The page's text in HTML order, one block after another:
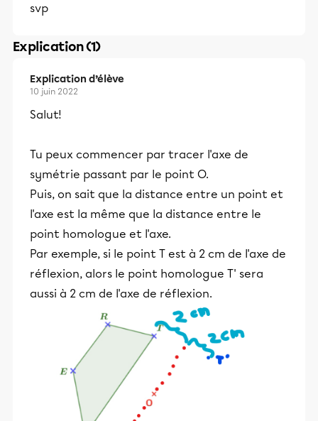
svp
Explication (1)
Explication d’élève
10 juin 2022
Salut!
Tu peux commencer par tracer l'axe de
symétrie passant par le point O.
Puis, on sait que la distance entre un point et
l'axe est la même que la distance entre le
point homologue et l'axe.
Par exemple, si le point T est à 2 cm de l'axe de
réflexion, alors le point homologue T' sera
aussi à 2 cm de l'axe de réflexion.